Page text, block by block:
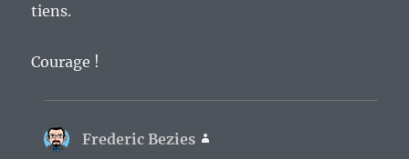
tiens.
Courage !
Frederic Bezies